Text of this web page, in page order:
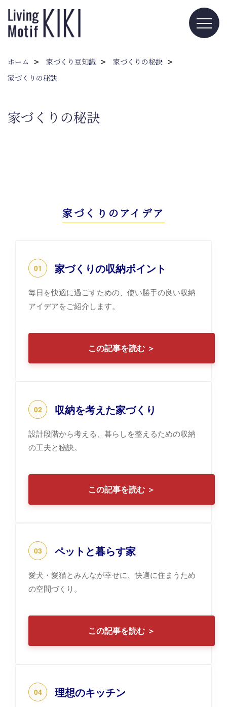
ホーム 家づくり豆知識
家づくりの秘訣
家づくりの秘訣
家づくりの秘訣
家づくりのアイデア
01 家づくりの収納ポイント
毎日を快適に過ごすための、使い勝手の良い収納
アイデアをご紹介します。
この記事を読む ＞
02 収納を考えた家づくり
設計段階から考える、暮らしを整えるための収納
の工夫と秘訣。
この記事を読む ＞
03 ペットと暮らす家
愛犬・愛猫とみんなが幸せに、快適に住まうため
の空間づくり。
この記事を読む ＞
04 理想のキッチン